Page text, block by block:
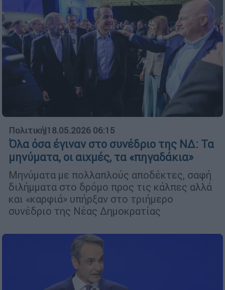
Πολιτική|18.05.2026 06:15
Όλα όσα έγιναν στο συνέδριο της ΝΔ: Τα
μηνύματα, οι αιχμές, τα «πηγαδάκια»
Μηνύματα με πολλαπλούς αποδέκτες, σαφή
διλήμματα στο δρόμο προς τις κάλπες αλλά
και «καρφιά» υπήρξαν στο τριήμερο
συνέδριο της Νέας Δημοκρατίας